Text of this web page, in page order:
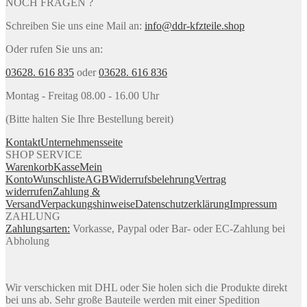
Schreiben Sie uns eine Mail an: info@ddr-kfzteile.shop
Oder rufen Sie uns an:
03628. 616 835 oder03628. 616 836
Montag - Freitag 08.00 - 16.00 Uhr
(Bitte halten Sie Ihre Bestellung bereit)
KontaktUnternehmensseite
SHOP SERVICE
WarenkorbKasseMein
KontoWunschlisteAGBWiderrufsbelehrungVertrag
widerrufenZahlung &
VersandVerpackungshinweiseDatenschutzerklärungImpressum
ZAHLUNG
Zahlungsarten: Vorkasse, Paypal oder Bar- oder EC-Zahlung bei
Abholung
Wir verschicken mit DHL oder Sie holen sich die Produkte direkt
bei uns ab. Sehr große Bauteile werden mit einer Spedition